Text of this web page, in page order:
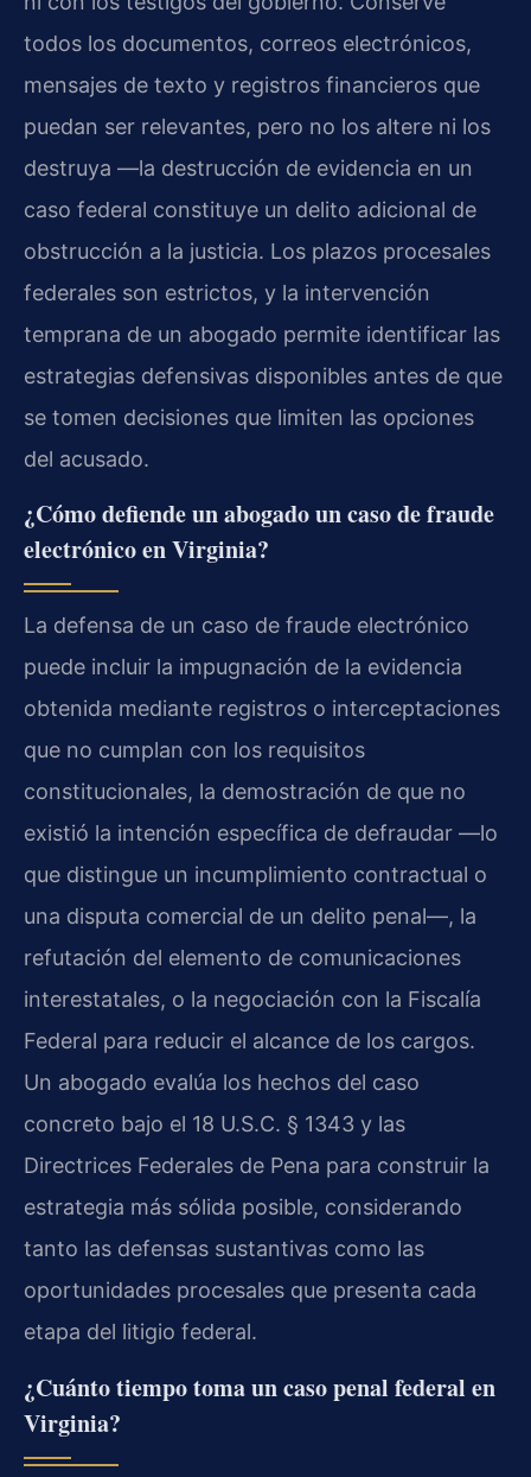
todos los documentos, correos electrónicos,
mensajes de texto y registros financieros que
puedan ser relevantes, pero no los altere ni los
destruya —la destrucción de evidencia en un
caso federal constituye un delito adicional de
obstrucción a la justicia. Los plazos procesales
federales son estrictos, y la intervención
temprana de un abogado permite identificar las
estrategias defensivas disponibles antes de que
se tomen decisiones que limiten las opciones
del acusado.
¿Cómo defiende un abogado un caso de fraude
electrónico en Virginia?
La defensa de un caso de fraude electrónico
puede incluir la impugnación de la evidencia
obtenida mediante registros o interceptaciones
que no cumplan con los requisitos
constitucionales, la demostración de que no
existió la intención específica de defraudar —lo
que distingue un incumplimiento contractual o
una disputa comercial de un delito penal—, la
refutación del elemento de comunicaciones
interestatales, o la negociación con la Fiscalía
Federal para reducir el alcance de los cargos.
Un abogado evalúa los hechos del caso
concreto bajo el 18 U.S.C. § 1343 y las
Directrices Federales de Pena para construir la
estrategia más sólida posible, considerando
tanto las defensas sustantivas como las
oportunidades procesales que presenta cada
etapa del litigio federal.
¿Cuánto tiempo toma un caso penal federal en
Virginia?